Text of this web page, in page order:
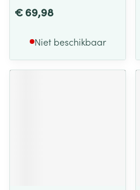
€ 69,98
Niet beschikbaar